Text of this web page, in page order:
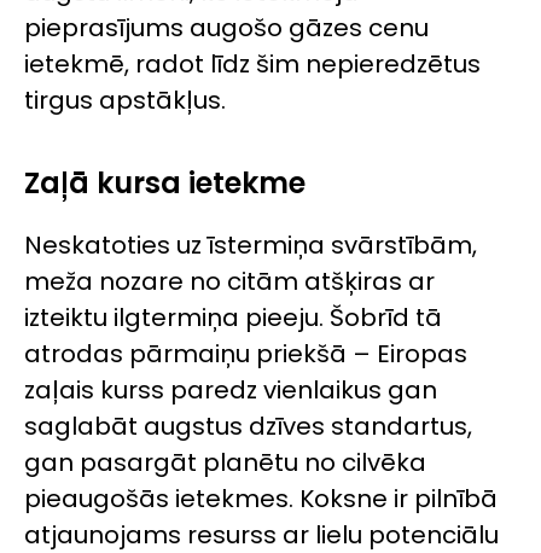
pieprasījums augošo gāzes cenu
ietekmē, radot līdz šim nepieredzētus
tirgus apstākļus.
Zaļā kursa ietekme
Neskatoties uz īstermiņa svārstībām,
meža nozare no citām atšķiras ar
izteiktu ilgtermiņa pieeju. Šobrīd tā
atrodas pārmaiņu priekšā – Eiropas
zaļais kurss paredz vienlaikus gan
saglabāt augstus dzīves standartus,
gan pasargāt planētu no cilvēka
pieaugošās ietekmes. Koksne ir pilnībā
atjaunojams resurss ar lielu potenciālu